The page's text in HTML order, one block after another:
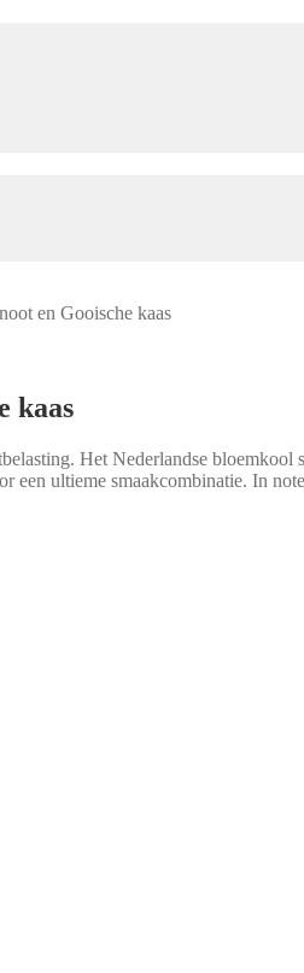
en Gooische kaas
kaas
Het Nederlandse
een ultieme smaakcombinatie. In